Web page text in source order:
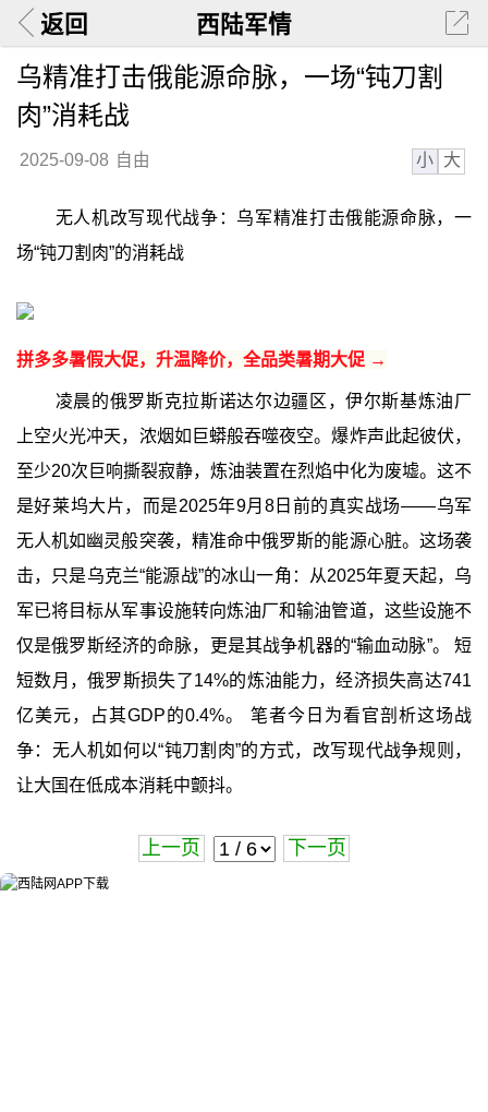
返回 西陆军情
乌精准打击俄能源命脉，一场“钝刀割
肉”消耗战
2025-09-08 自由 小 大
无人机改写现代战争：乌军精准打击俄能源命脉，一
场“钝刀割肉”的消耗战
拼多多暑假大促，升温降价，全品类暑期大促 →
凌晨的俄罗斯克拉斯诺达尔边疆区，伊尔斯基炼油厂
上空火光冲天，浓烟如巨蟒般吞噬夜空。爆炸声此起彼伏，
至少20次巨响撕裂寂静，炼油装置在烈焰中化为废墟。这不
是好莱坞大片，而是2025年9月8日前的真实战场——乌军
无人机如幽灵般突袭，精准命中俄罗斯的能源心脏。这场袭
击，只是乌克兰“能源战”的冰山一角：从2025年夏天起，乌
军已将目标从军事设施转向炼油厂和输油管道，这些设施不
仅是俄罗斯经济的命脉，更是其战争机器的“输血动脉”。 短
短数月，俄罗斯损失了14%的炼油能力，经济损失高达741
亿美元，占其GDP的0.4%。 笔者今日为看官剖析这场战
争：无人机如何以“钝刀割肉”的方式，改写现代战争规则，
让大国在低成本消耗中颤抖。
上一页 下一页